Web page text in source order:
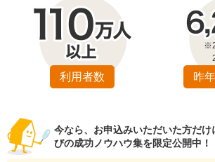
利用者数 昨
今なら、お申込みいただいた方だけ
びの成功ノウハウ集を限定公開中！